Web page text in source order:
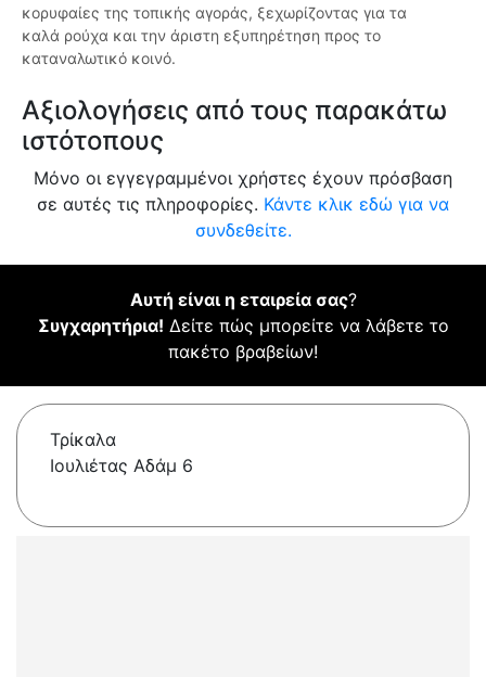
κορυφαίες της τοπικής αγοράς, ξεχωρίζοντας για τα
καλά ρούχα και την άριστη εξυπηρέτηση προς το
καταναλωτικό κοινό.
Αξιολογήσεις από τους παρακάτω
ιστότοπους
Μόνο οι εγγεγραμμένοι χρήστες έχουν πρόσβαση
σε αυτές τις πληροφορίες. Κάντε κλικ εδώ για να
συνδεθείτε.
Αυτή είναι η εταιρεία σας?
Συγχαρητήρια! Δείτε πώς μπορείτε να λάβετε το
πακέτο βραβείων!
Τρίκαλα
Ιουλιέτας Αδάμ 6